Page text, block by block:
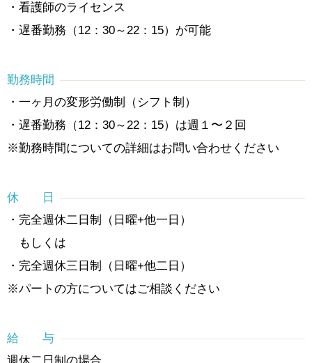
・看護師のライセンス
・遅番勤務（12：30～22：15）が可能
勤務時間
・一ヶ月の変形労働制（シフト制）
・遅番勤務（12：30～22：15）は週１〜２回
※勤務時間についての詳細はお問い合わせください
休 日
・完全週休二日制（日曜+他一日）
もしくは
・完全週休三日制（日曜+他二日）
※パートの方についてはご相談ください
給 与